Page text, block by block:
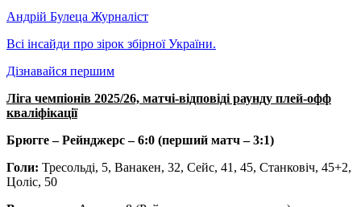
Андрій Булеца Журналіст
Всі інсайди про зірок збірної України.
Дізнавайся першим
Ліга чемпіонів 2025/26, матчі-відповіді раунду плей-офф
кваліфікації
Брюгге – Рейнджерс – 6:0 (перший матч – 3:1)
Голи: Тресольді, 5, Ванакен, 32, Сейс, 41, 45, Станковіч, 45+2,
Цоліс, 50